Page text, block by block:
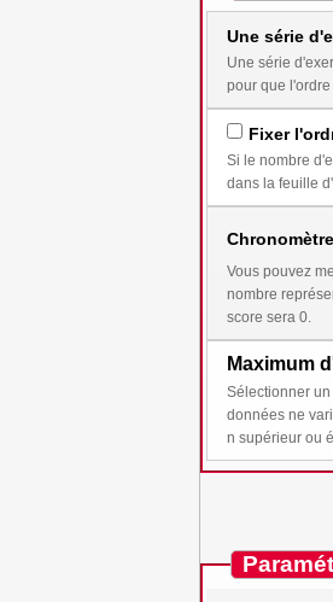
Une série
Une série d'exercices correspond
pour que l'ordre
Fixer
Si le nombre d'exercices
dans la feuille
Vous pouvez
nombre représente le temps
score sera 0.
Maximum
Sélectionner un nombre n supérieur
données ne varieront qu'en